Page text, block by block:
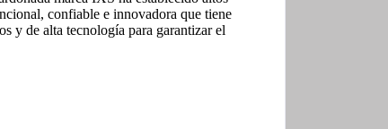
confiable e innovadora que tiene
y de alta tecnología para garantizar el